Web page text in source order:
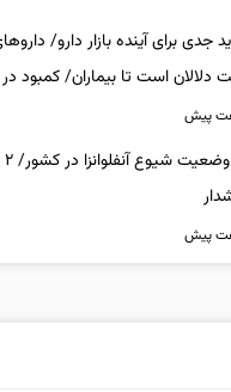
جدی برای آینده بازار دارو/
دلالان است تا بیماران/ کمبود در
محسوس‌تر است؟